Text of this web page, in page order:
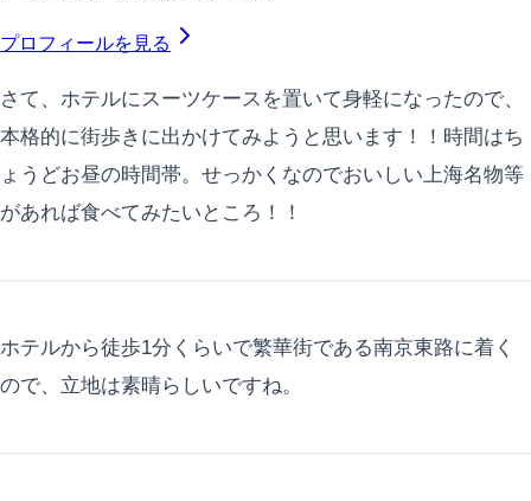
プロフィールを見る
さて、ホテルにスーツケースを置いて身軽になったので、
本格的に街歩きに出かけてみようと思います！！時間はち
ょうどお昼の時間帯。せっかくなのでおいしい上海名物等
があれば食べてみたいところ！！
ホテルから徒歩1分くらいで繁華街である南京東路に着く
ので、立地は素晴らしいですね。